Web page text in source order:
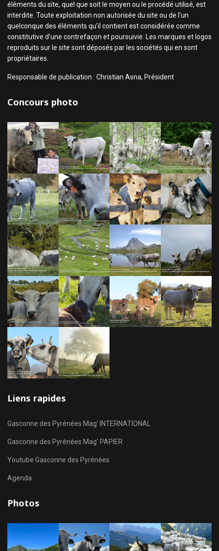
éléments du site, quel que soit le moyen ou le procédé utilisé, est
interdite. Toute exploitation non autorisée du site ou de l’un
quelconque des éléments qu’il contient est considérée comme
constitutive d’une contrefaçon et poursuivie. Les marques et logos
reproduits sur le site sont déposés par les sociétés qui en sont
propriétaires.
Responsable de publication : Christian Asna, Président
Concours photo
Liens rapides
Gasconne des Pyrénées Mag' INTERNATIONAL
Gasconne des Pyrénées Mag' PAPIER
Youtube Gasconne des Pyrénées
Agenda
Photos